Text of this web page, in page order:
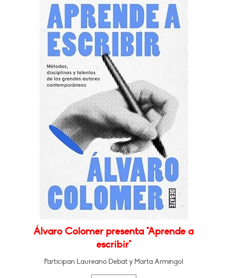
Álvaro Colomer presenta "Aprende a
escribir"
Participan Laureano Debat y Marta Armingol